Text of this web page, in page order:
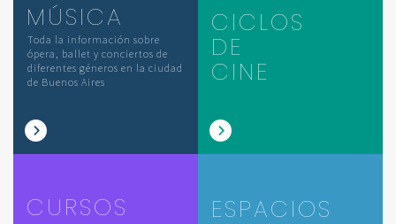
MÚSICA
Toda la información sobre
ópera, ballet y conciertos de
diferentes géneros en la ciudad
de Buenos Aires
CICLOS
DE
CINE
CURSOS ESPACIOS